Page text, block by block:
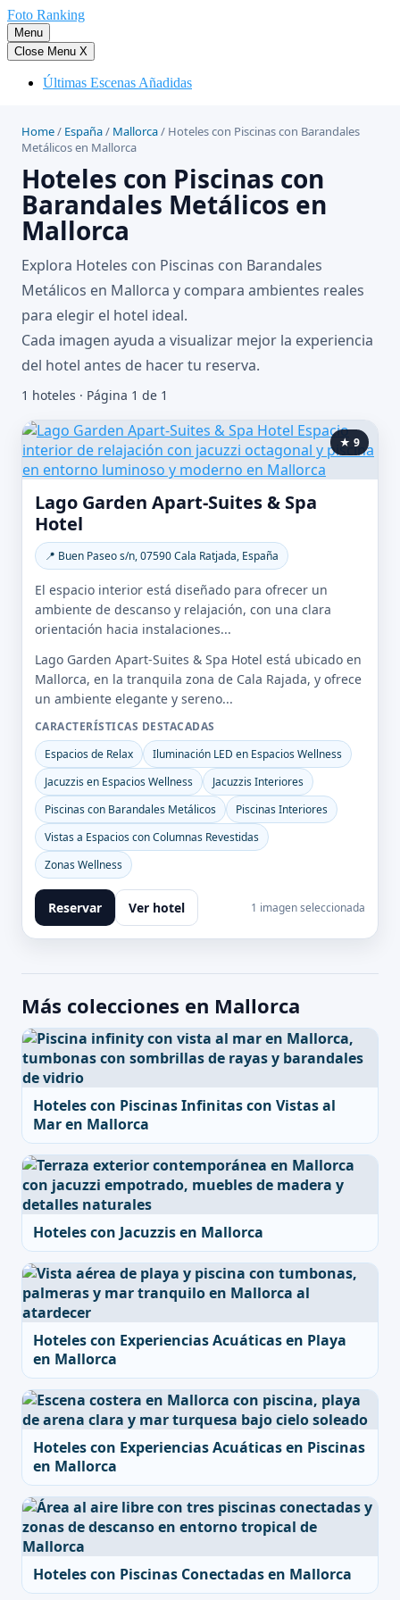
Saltar
al
contenido
Foto Ranking
Menu
Close Menu X
Últimas Escenas Añadidas
Home/ España/ Mallorca/ Hoteles con Piscinas con Barandales
Metálicos en Mallorca
Hoteles con Piscinas con
Barandales Metálicos en
Mallorca
Explora Hoteles con Piscinas con Barandales
Metálicos en Mallorca y compara ambientes reales
para elegir el hotel ideal.
Cada imagen ayuda a visualizar mejor la experiencia
del hotel antes de hacer tu reserva.
1 hoteles · Página 1 de 1
★ 9
Lago Garden Apart-Suites & Spa
Hotel
📍 Buen Paseo s/n, 07590 Cala Ratjada, España
El espacio interior está diseñado para ofrecer un
ambiente de descanso y relajación, con una clara
orientación hacia instalaciones...
Lago Garden Apart-Suites & Spa Hotel está ubicado en
Mallorca, en la tranquila zona de Cala Rajada, y ofrece
un ambiente elegante y sereno...
CARACTERÍSTICAS DESTACADAS
Espacios de Relax
Iluminación LED en Espacios Wellness
Jacuzzis en Espacios Wellness
Jacuzzis Interiores
Piscinas con Barandales Metálicos
Piscinas Interiores
Vistas a Espacios con Columnas Revestidas
Zonas Wellness
Reservar Ver hotel 1 imagen seleccionada
Más colecciones en Mallorca
Hoteles con Piscinas Infinitas con Vistas al
Mar en Mallorca
Hoteles con Jacuzzis en Mallorca
Hoteles con Experiencias Acuáticas en Playa
en Mallorca
Hoteles con Experiencias Acuáticas en Piscinas
en Mallorca
Hoteles con Piscinas Conectadas en Mallorca